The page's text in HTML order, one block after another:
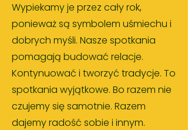
Wypiekamy je przez cały rok,
ponieważ są symbolem uśmiechu i
dobrych myśli. Nasze spotkania
pomagają budować relacje.
Kontynuować i tworzyć tradycje. To
spotkania wyjątkowe. Bo razem nie
czujemy się samotnie. Razem
dajemy radość sobie i innym.